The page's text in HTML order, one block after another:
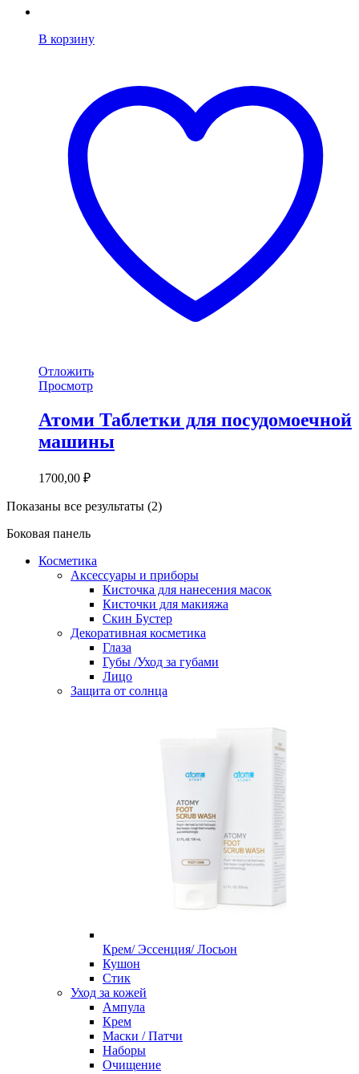
В корзину
Отложить
Просмотр
Атоми Таблетки для посудомоечной
машины
1700,00 ₽
Показаны все результаты (2)
Боковая панель
Косметика
Аксессуары и приборы
Кисточка для нанесения масок
Кисточки для макияжа
Скин Бустер
Декоративная косметика
Глаза
Губы /Уход за губами
Лицо
Защита от солнца
Крем/ Эссенция/ Лосьон
Кушон
Стик
Уход за кожей
Ампула
Крем
Маски / Патчи
Наборы
Очищение